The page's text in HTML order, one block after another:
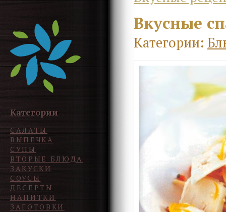
Категории
САЛАТЫ
ВЫПЕЧКА
СУПЫ
ВТОРЫЕ БЛЮДА
ЗАКУСКИ
СОУСЫ
ДЕСЕРТЫ
НАПИТКИ
ЗАГОТОВКИ
Вкусные
Категории: